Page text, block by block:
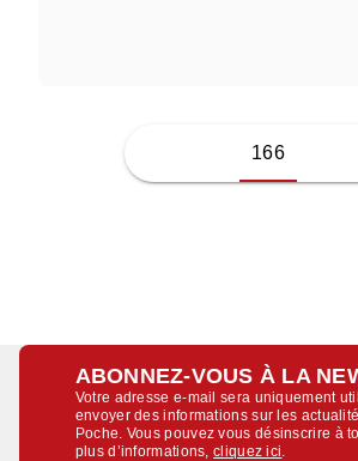
166
ABONNEZ-VOUS À LA
Votre adresse e-mail sera uniquement
envoyer des informations sur les
Poche. Vous pouvez vous désinscrire à
plus d’informations,cliquez ici